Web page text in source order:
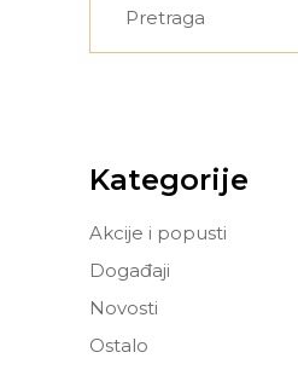
Kategorije
Akcije i popusti
Događaji
Novosti
Ostalo